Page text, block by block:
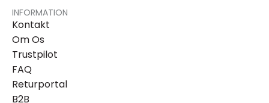
INFORMATION
Kontakt
Om Os
Trustpilot
FAQ
Returportal
B2B